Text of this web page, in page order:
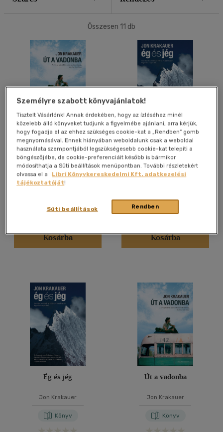
Összesen 11 db
Út a vadonba
Jon Krakauer
E-könyv
Kosárba
Ég és jég - Személyes
beszámoló az 1996-os
Mount Everest-i
hegymászó-tragédiáról
Jon Krakauer
E-könyv
Árinformációk
Kosárba
Ég és jég
Jon Krakauer
Könyv
Út a vadonba
Jon Krakauer
Könyv
Személyre szabott könyvajánlatok!
Tisztelt Vásárlónk! Annak érdekében, hogy az ízléséhez minél
közelebb álló könyveket tudjunk a figyelmébe ajánlani, arra kérjük,
hogy fogadja el az ehhez szükséges cookie-kat a „Rendben” gomb
megnyomásával. Ennek hiányában weboldalunk csak a weboldal
használata szempontjából legszükségesebb cookie-kat telepíti a
böngészőjébe, de cookie-preferenciáit később is bármikor
módosíthatja a Süti beállítások menüpontban. További részletekért
olvassa el a
Libri Könyvkereskedelmi Kft. adatkezelési
tájékoztatóját!
Rendben
Süti beállítások